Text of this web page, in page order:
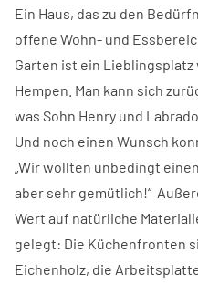
Ein Haus, das zu den
offene Wohn- und
Garten ist ein Lieblingsplatz
Hempen. Man kann sich
was Sohn Henry und
Und noch einen Wunsch
„Wir wollten unbedingt
aber sehr gemütlich!“
Wert auf natürliche
gelegt: Die Küchenfronten
Eichenholz, die